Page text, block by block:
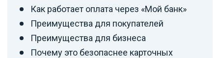
Как работает оплата через «Мой банк»
Преимущества для покупателей
Преимущества для бизнеса
Почему это безопаснее карточных